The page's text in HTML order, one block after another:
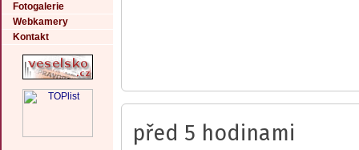
Fotogalerie
Webkamery
Kontakt
před 5 hodinami